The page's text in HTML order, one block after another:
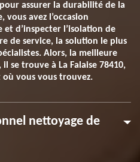
pour assurer la durabilité de la
avez l’occasion
et d’inspecter l’isolation de
de service, la solution le plus
Alors, la meilleure
se trouve à La Falaise 78410,
vous vous trouvez.
nettoyage de